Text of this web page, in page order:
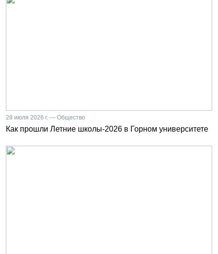
28 июля 2026 г. — Общество
Как прошли Летние школы-2026 в Горном университете